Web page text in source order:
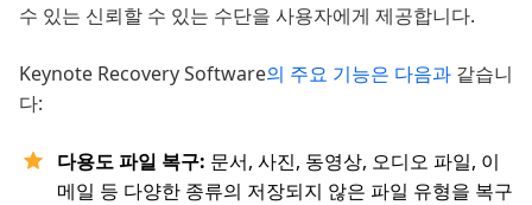
수 있는 신뢰할 수 있는 수단을 사용자에게 제공합니다.
Keynote Recovery Software의 주요 기능은 다음과 같습니
다:
다용도 파일 복구: 문서, 사진, 동영상, 오디오 파일, 이
메일 등 다양한 종류의 저장되지 않은 파일 유형을 복구